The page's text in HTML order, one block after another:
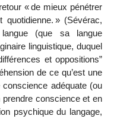
«de mieux pénétrer
quotidienne. » (Sévérac,
(que sa langue
linguistique, duquel
et oppositions”
de ce qu’est une
adéquate (ou
prendre conscience et en
psychique du langage,